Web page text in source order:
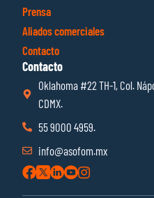
Prensa
Aliados comerciales
Contacto
Contacto
Oklahoma #22 TH-1, Col.
CDMX.
55 9000 4959.
info@asofom.mx